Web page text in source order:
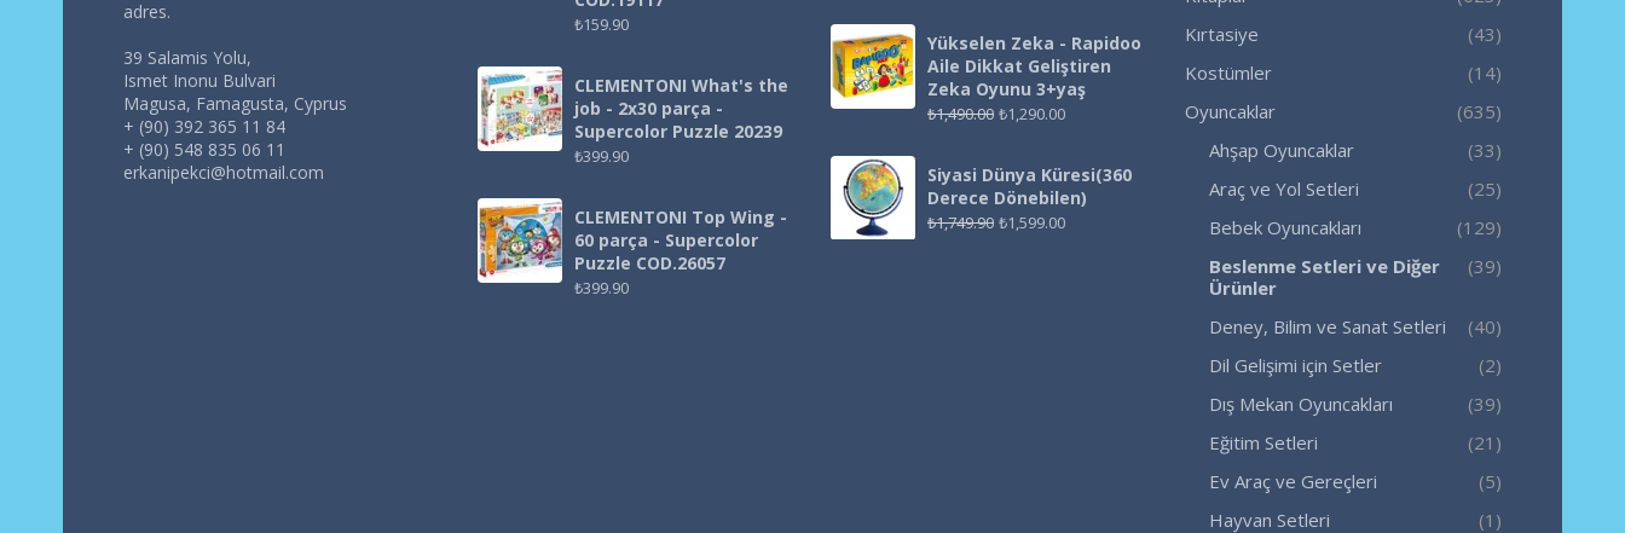
adres.
39 Salamis Yolu,
Ismet Inonu Bulvari
Magusa, Famagusta, Cyprus
+ (90) 392 365 11 84
+ (90) 548 835 06 11
erkanipekci@hotmail.com
₺159.90
CLEMENTONI What's the
job - 2x30 parça -
Supercolor Puzzle 20239
₺399.90
CLEMENTONI Top Wing -
60 parça - Supercolor
Puzzle COD.26057
₺399.90
Yükselen Zeka - Rapidoo
Aile Dikkat Geliştiren
Zeka Oyunu 3+yaş
₺1,490.00 ₺1,290.00
Siyasi Dünya Küresi(360
Derece Dönebilen)
₺1,749.90 ₺1,599.00
Kırtasiye
(43)
Kostümler
(14)
Oyuncaklar
(635)
Ahşap Oyuncaklar
(33)
Araç ve Yol Setleri
(25)
Bebek Oyuncakları
(129)
Beslenme Setleri ve Diğer
Ürünler
(39)
Deney, Bilim ve Sanat Setleri
(40)
Dil Gelişimi için Setler
(2)
Dış Mekan Oyuncakları
(39)
Eğitim Setleri
(21)
Ev Araç ve Gereçleri
(5)
Hayvan Setleri
(1)